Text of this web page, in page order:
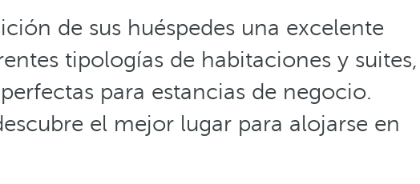
de sus huéspedes una excelente
tipologías de habitaciones y suites,
para estancias de negocio.
el mejor lugar para alojarse en